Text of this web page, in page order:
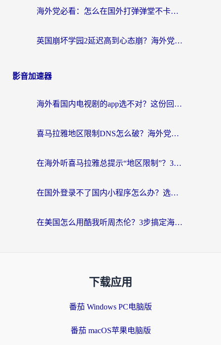
海外党必看：怎么在国外打弹弹堂不卡？番茄加速器亲测指南
英国崩坏学园2延迟高到心态崩？海外党国服游戏加速终极指南
影音加速器
海外看国内电视剧的app选不对？这份回国加速器避坑指南帮你流畅追剧
喜马拉雅地区限制DNS怎么破？海外党听国内音乐听书的终极解决方案
在海外听喜马拉雅总提示“地区限制”？3步轻松解除+听国内音乐全攻略
在国外登录不了国内小程序怎么办？选对回国加速器，轻松解锁国内资源
在美国怎么用酷我听周杰伦？3步搞定海外听歌难题
下载应用
番茄 Windows PC电脑版
番茄 macOS苹果电脑版